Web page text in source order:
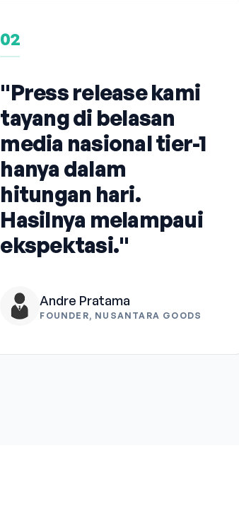
02
"Press release kami
tayang di belasan
media nasional tier-1
hanya dalam
hitungan hari.
Hasilnya melampaui
ekspektasi."
Andre Pratama
FOUNDER, NUSANTARA GOODS